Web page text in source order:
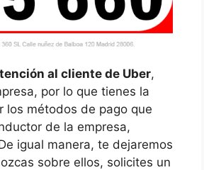
al cliente de Uber,
por lo que tienes la
los métodos de pago que
de la empresa,
igual manera, te dejaremos
sobre ellos, solicites un